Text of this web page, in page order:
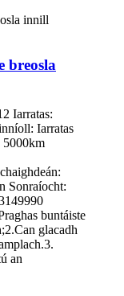
breosla
Iarratas:
Iarratas
5000km
Sonraíocht:
buntáiste
glacadh
an